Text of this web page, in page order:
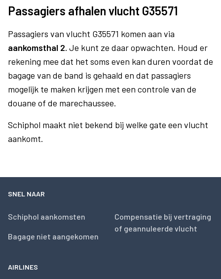
Passagiers afhalen vlucht G35571
Passagiers van vlucht G35571 komen aan via
aankomsthal 2. Je kunt ze daar opwachten. Houd er
rekening mee dat het soms even kan duren voordat de
bagage van de band is gehaald en dat passagiers
mogelijk te maken krijgen met een controle van de
douane of de marechaussee.
Schiphol maakt niet bekend bij welke gate een vlucht
aankomt.
SNEL NAAR
Schiphol aankomsten
Bagage niet aangekomen
Compensatie bij vertraging
of geannuleerde vlucht
AIRLINES